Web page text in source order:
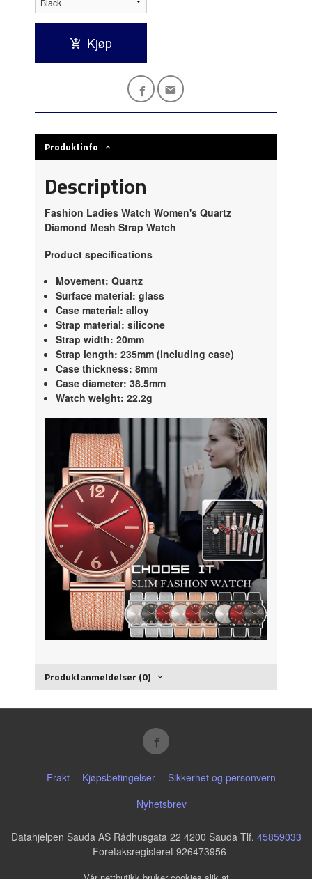
Kjøp
Produktinfo
Description
Fashion Ladies Watch Women's Quartz
Diamond Mesh Strap Watch
Product specifications
Movement: Quartz
Surface material: glass
Case material: alloy
Strap material: silicone
Strap width: 20mm
Strap length: 235mm (including case)
Case thickness: 8mm
Case diameter: 38.5mm
Watch weight: 22.2g
Produktanmeldelser (0)
Frakt Kjøpsbetingelser
Sikkerhet og personvern
Nyhetsbrev
Datahjelpen Sauda AS Rådhusgata 22 4200 Sauda Tlf. 45859033
- Foretaksregisteret 926473956